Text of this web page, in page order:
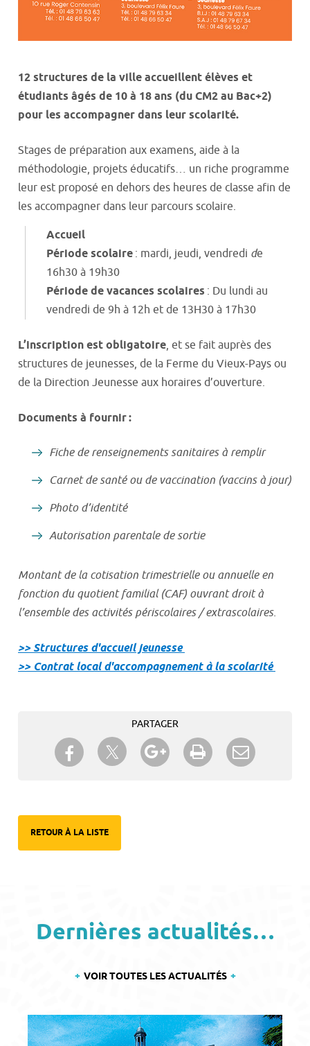
12 structures de la ville accueillent élèves et
étudiants âgés de 10 à 18 ans (du CM2 au Bac+2)
pour les accompagner dans leur scolarité.
Stages de préparation aux examens, aide à la
méthodologie, projets éducatifs… un riche programme
leur est proposé en dehors des heures de classe afin de
les accompagner dans leur parcours scolaire.
Accueil
Période scolaire : mardi, jeudi, vendredi de
16h30 à 19h30
Période de vacances scolaires : Du lundi au
vendredi de 9h à 12h et de 13H30 à 17h30
L’inscription est obligatoire, et se fait auprès des
structures de jeunesses, de la Ferme du Vieux-Pays ou
de la Direction Jeunesse aux horaires d’ouverture.
Documents à fournir:
Fiche de renseignements sanitaires à remplir
Carnet de santé ou de vaccination (vaccins à jour)
Photo d’identité
Autorisation parentale de sortie
Montant de la cotisation trimestrielle ou annuelle en
fonction du quotient familial (CAF) ouvrant droit à
l’ensemble des activités périscolaires / extrascolaires.
>> Structures d'accueil jeunesse
>> Contrat local d'accompagnement à la scolarité
PARTAGER
Partager sur Facebook
Partager sur TwitterPartager sur Google+
Imprimer
RETOUR À LA LISTE
Dernières actualités…
VOIR TOUTES LES ACTUALITÉS